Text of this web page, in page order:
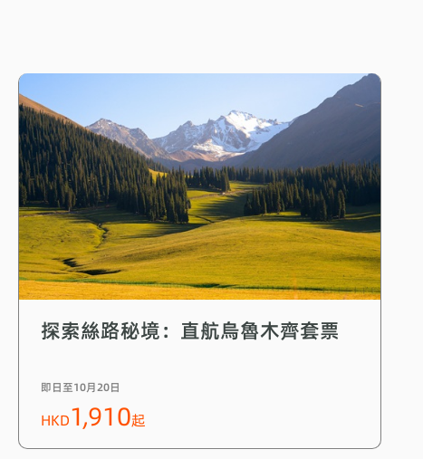
探索絲路秘境：直航烏魯木齊套票
即日至10月20日
HKD1,910起